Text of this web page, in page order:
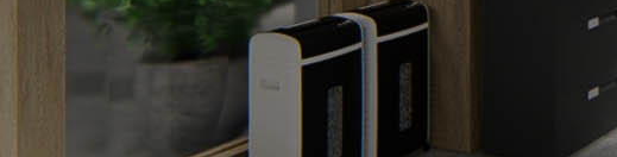
회사연혁
보유면허 및 조직도
실험실인테리어
주거(아파트)인테리
어리모델링
철거,원상복구
전기,소방공사